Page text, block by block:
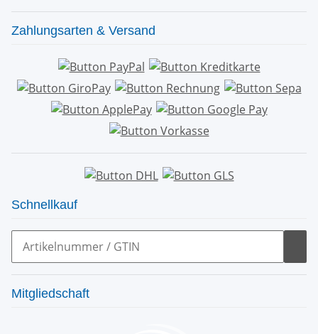
Zahlungsarten & Versand
Schnellkauf
Mitgliedschaft